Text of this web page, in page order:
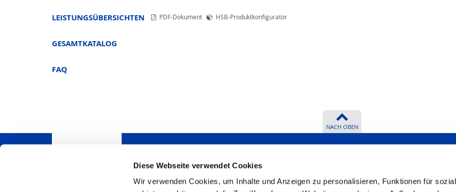
Diese Webseite verwendet Cookies
Wir verwenden Cookies, um Inhalte und Anzeigen zu personalisieren, Funktionen für
LEISTUNGSÜBERSICHTEN
GESAMTKATALOG
FAQ
PDF-Dokument HSB-Produktkonfigurator
NACH OBEN
Haben Sie Fragen? Wir beantworten Zertifikate